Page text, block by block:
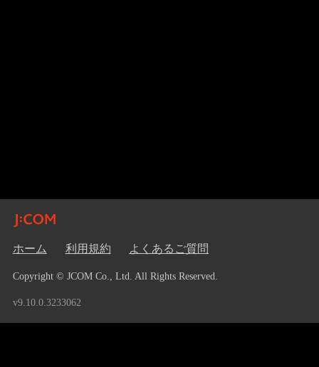
ホーム 利用規約 よくあるご質問
Copyright © JCOM Co., Ltd. All Rights Reserved.
v9.10.0.3233062